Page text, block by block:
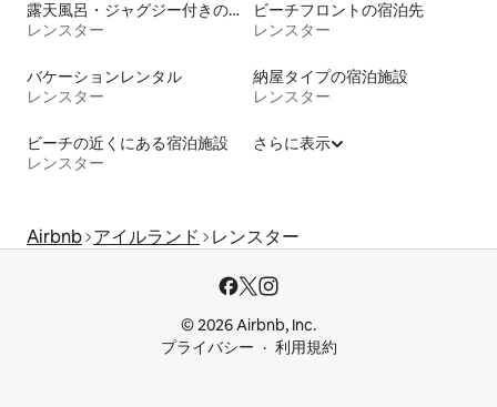
露天風呂・ジャグジー付きの宿泊施設
レンスター
ビーチフロントの宿泊先
レンスター
バケーションレンタル
レンスター
納屋タイプの宿泊施設
レンスター
ビーチの近くにある宿泊施設
レンスター
さらに表示
Airbnb アイルランド レンスター
© 2026 Airbnb, Inc.
プライバシー
利用規約